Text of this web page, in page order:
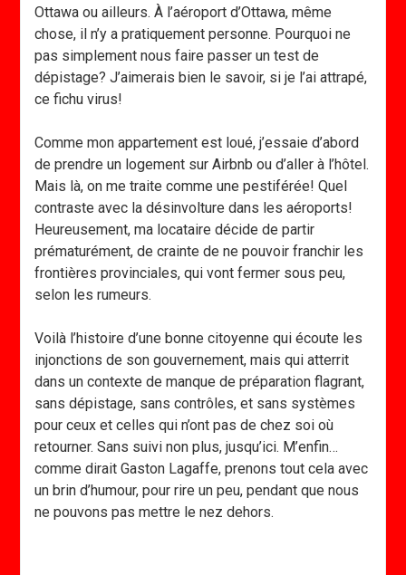
Ottawa ou ailleurs. À l’aéroport d’Ottawa, même
chose, il n’y a pratiquement personne. Pourquoi ne
pas simplement nous faire passer un test de
dépistage? J’aimerais bien le savoir, si je l’ai attrapé,
ce fichu virus!
Comme mon appartement est loué, j’essaie d’abord
de prendre un logement sur Airbnb ou d’aller à l’hôtel.
Mais là, on me traite comme une pestiférée! Quel
contraste avec la désinvolture dans les aéroports!
Heureusement, ma locataire décide de partir
prématurément, de crainte de ne pouvoir franchir les
frontières provinciales, qui vont fermer sous peu,
selon les rumeurs.
Voilà l’histoire d’une bonne citoyenne qui écoute les
injonctions de son gouvernement, mais qui atterrit
dans un contexte de manque de préparation flagrant,
sans dépistage, sans contrôles, et sans systèmes
pour ceux et celles qui n’ont pas de chez soi où
retourner. Sans suivi non plus, jusqu’ici. M’enfin…
comme dirait Gaston Lagaffe, prenons tout cela avec
un brin d’humour, pour rire un peu, pendant que nous
ne pouvons pas mettre le nez dehors.